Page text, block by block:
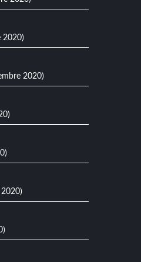
2020)
2020)